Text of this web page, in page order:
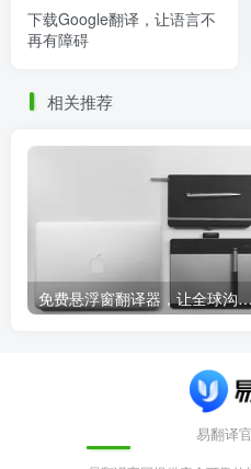
下载Google翻译，让语言不
再有障碍
相关推荐
免费悬浮窗翻译器，让全
易翻译